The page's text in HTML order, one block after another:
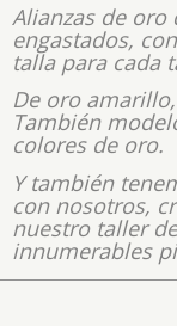
Alianzas de oro
engastados,
talla para cada
De oro
También
colores de oro.
Y también
con nosotros,
nuestro taller
innumerables